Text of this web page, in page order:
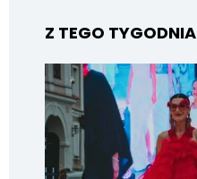
Z TEGO TYGODNIA